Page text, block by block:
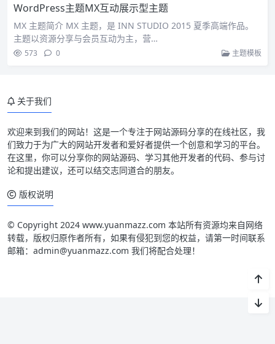
WordPress主题MX互动展示型主题
MX 主题简介 MX 主题，是 INN STUDIO 2015 夏季高端作品。
主题以资源分享与会员互动为主，营…
573 0 主题模板
关于我们
欢迎来到我们的网站！这是一个专注于网站源码分享的在线社区，我
们致力于为广大的网站开发者和爱好者提供一个创意和学习的平台。
在这里，你可以分享你的网站源码、学习其他开发者的代码、参与讨
论和提出建议，还可以结交志同道合的朋友。
版权说明
© Copyright 2024 www.yuanmazz.com 本站所有资源均来自网络
转载，版权归原作者所有，如果有侵犯到您的权益，请第一时间联系
邮箱：admin@yuanmazz.com 我们将配合处理！